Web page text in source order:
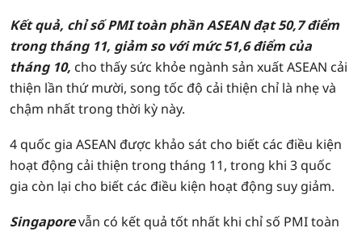
Kết quả, chỉ số PMI toàn phần ASEAN đạt 50,7 điểm
trong tháng 11, giảm so với mức 51,6 điểm của
tháng 10, cho thấy sức khỏe ngành sản xuất ASEAN cải
thiện lần thứ mười, song tốc độ cải thiện chỉ là nhẹ và
chậm nhất trong thời kỳ này.
4 quốc gia ASEAN được khảo sát cho biết các điều kiện
hoạt động cải thiện trong tháng 11, trong khi 3 quốc
gia còn lại cho biết các điều kiện hoạt động suy giảm.
Singaporevẫn có kết quả tốt nhất khi chỉ số PMI toàn